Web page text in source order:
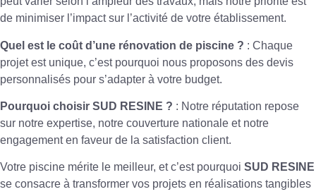
de minimiser l’impact sur l’activité de votre établissement.
Quel est le coût d’une rénovation de piscine ? : Chaque
projet est unique, c’est pourquoi nous proposons des devis
personnalisés pour s’adapter à votre budget.
Pourquoi choisir SUD RESINE ? : Notre réputation repose
sur notre expertise, notre couverture nationale et notre
engagement en faveur de la satisfaction client.
Votre piscine mérite le meilleur, et c’est pourquoi SUD RESINE
se consacre à transformer vos projets en réalisations tangibles